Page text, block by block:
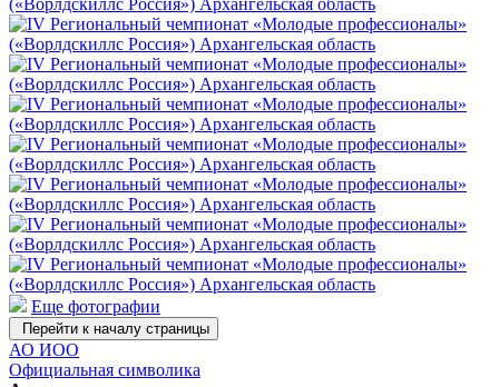
Еще фотографии
Перейти к началу страницы
АО ИОО
Официальная символика